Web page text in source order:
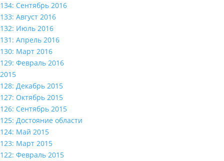
134: Сентябрь 2016
133: Август 2016
132: Июль 2016
131: Апрель 2016
130: Март 2016
129: Февраль 2016
2015
128: Декабрь 2015
127: Октябрь 2015
126: Сентябрь 2015
125: Достояние области
124: Май 2015
123: Март 2015
122: Февраль 2015